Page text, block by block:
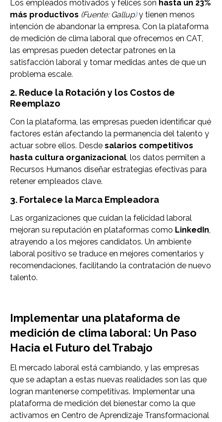
Los empleados motivados y felices son hasta un 23%
más productivos (Fuente: Gallup)y tienen menos
intención de abandonar la empresa. Con la plataforma
de medición de clima laboral que ofrecemos en CAT,
las empresas pueden detectar patrones en la
satisfacción laboral y tomar medidas antes de que un
problema escale.
2. Reduce la Rotación y los Costos de
Reemplazo
Con la plataforma, las empresas pueden identificar qué
factores están afectando la permanencia del talento y
actuar sobre ellos. Desde salarios competitivos
hasta cultura organizacional, los datos permiten a
Recursos Humanos diseñar estrategias efectivas para
retener empleados clave.
3. Fortalece la Marca Empleadora
Las organizaciones que cuidan la felicidad laboral
mejoran su reputación en plataformas como LinkedIn,
atrayendo a los mejores candidatos. Un ambiente
laboral positivo se traduce en mejores comentarios y
recomendaciones, facilitando la contratación de nuevo
talento.
Implementar una plataforma de
medición de clima laboral: Un Paso
Hacia el Futuro del Trabajo
El mercado laboral está cambiando, y las empresas
que se adaptan a estas nuevas realidades son las que
logran mantenerse competitivas. Implementar una
plataforma de medición del bienestar como la que
activamos en Centro de Aprendizaje Transformacional